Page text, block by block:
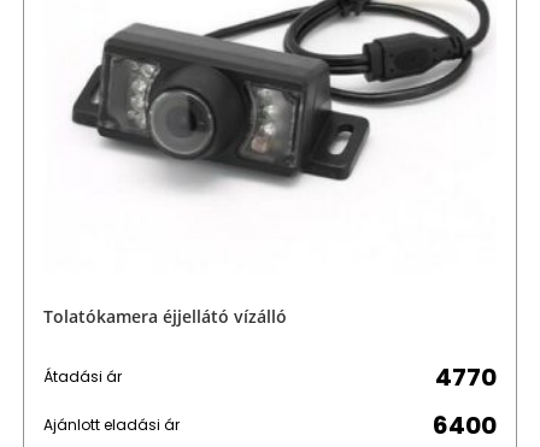
Tolatókamera éjjellátó vízálló
Átadási ár 4770
Ajánlott eladási ár 6400